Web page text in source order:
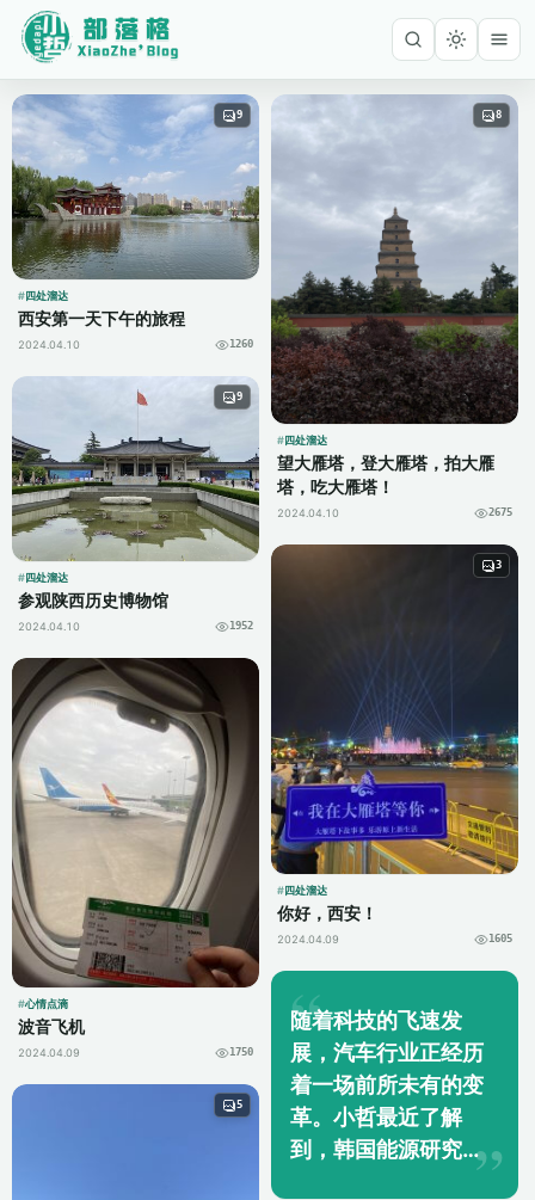
9
四处溜达
西安第一天下午的旅程
2024.04.10 1260
8
四处溜达
望大雁塔，登大雁塔，拍大雁
塔，吃大雁塔！
2024.04.10 2675
9
四处溜达
参观陕西历史博物馆
2024.04.10 1952
3
四处溜达
你好，西安！
2024.04.09 1605
心情点滴
波音飞机
2024.04.09 1750
随着科技的飞速发
展，汽车行业正经历
着一场前所未有的变
革。小哲最近了解
到，韩国能源研究所
5